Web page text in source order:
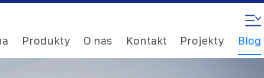
Produkty O nas Kontakt Projekty Blog